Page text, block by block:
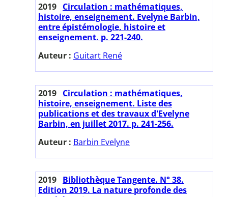
2019 Circulation : mathématiques,
histoire, enseignement. Evelyne Barbin,
entre épistémologie, histoire et
enseignement. p. 221-240.
Auteur : Guitart René
2019 Circulation : mathématiques,
histoire, enseignement. Liste des
publications et des travaux d'Evelyne
Barbin, en juillet 2017. p. 241-256.
Auteur : Barbin Evelyne
2019 Bibliothèque Tangente. N° 38.
Edition 2019. La nature profonde des